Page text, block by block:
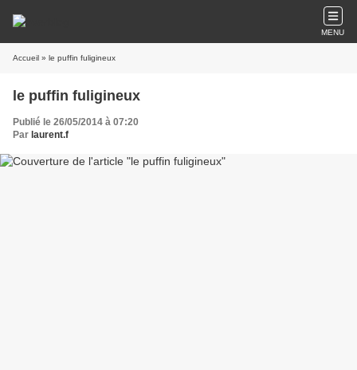
MENU
Accueil » le puffin fuligineux
le puffin fuligineux
Publié le 26/05/2014 à 07:20
Par laurent.f